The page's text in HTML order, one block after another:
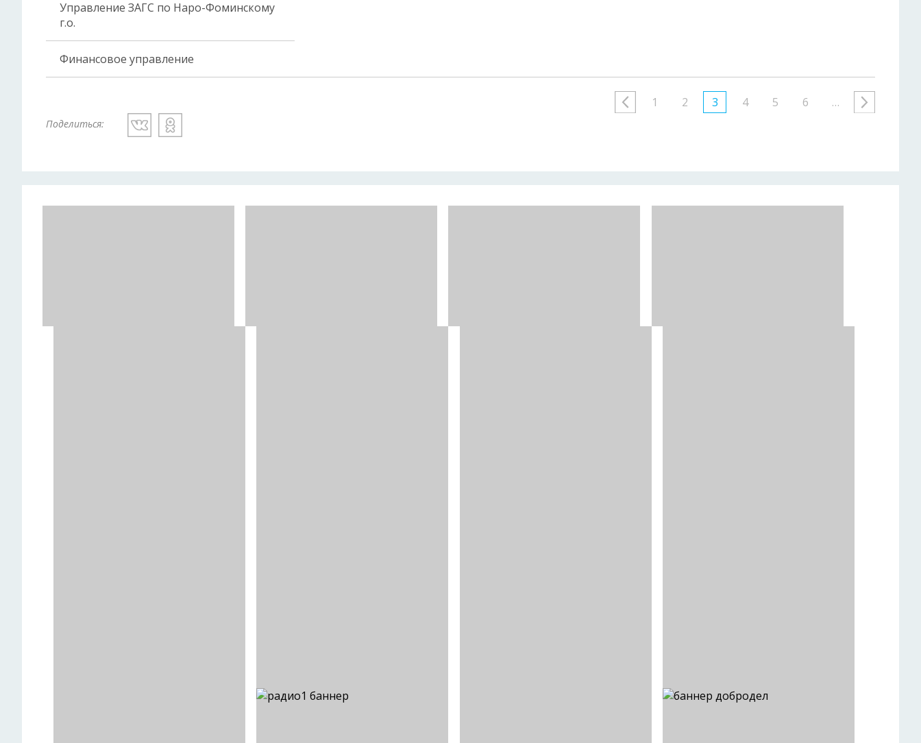
Управление ЗАГС по Наро-Фоминскому
г.о.
Финансовое управление
1 2 3 4 5 6 …
Поделиться: